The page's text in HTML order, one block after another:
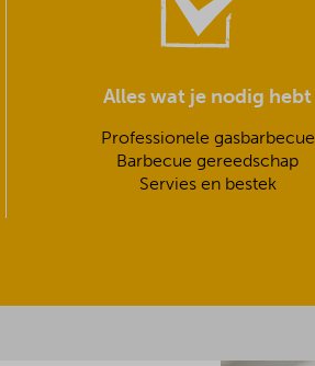
Alles wat je nodig hebt
Professionele gasbarbecue
Barbecue gereedschap
Servies en bestek